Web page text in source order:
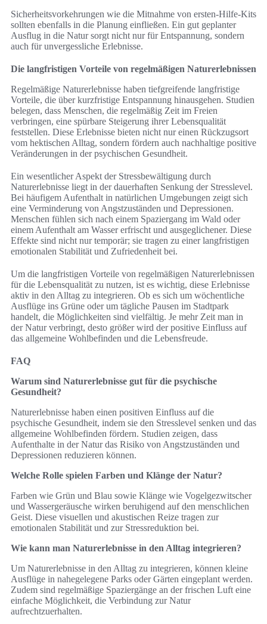
Sicherheitsvorkehrungen wie die Mitnahme von ersten-Hilfe-Kits
sollten ebenfalls in die Planung einfließen. Ein gut geplanter
Ausflug in die Natur sorgt nicht nur für Entspannung, sondern
auch für unvergessliche Erlebnisse.
Die langfristigen Vorteile von regelmäßigen Naturerlebnissen
Regelmäßige Naturerlebnisse haben tiefgreifende langfristige
Vorteile, die über kurzfristige Entspannung hinausgehen. Studien
belegen, dass Menschen, die regelmäßig Zeit im Freien
verbringen, eine spürbare Steigerung ihrer Lebensqualität
feststellen. Diese Erlebnisse bieten nicht nur einen Rückzugsort
vom hektischen Alltag, sondern fördern auch nachhaltige positive
Veränderungen in der psychischen Gesundheit.
Ein wesentlicher Aspekt der Stressbewältigung durch
Naturerlebnisse liegt in der dauerhaften Senkung der Stresslevel.
Bei häufigem Aufenthalt in natürlichen Umgebungen zeigt sich
eine Verminderung von Angstzuständen und Depressionen.
Menschen fühlen sich nach einem Spaziergang im Wald oder
einem Aufenthalt am Wasser erfrischt und ausgeglichener. Diese
Effekte sind nicht nur temporär; sie tragen zu einer langfristigen
emotionalen Stabilität und Zufriedenheit bei.
Um die langfristigen Vorteile von regelmäßigen Naturerlebnissen
für die Lebensqualität zu nutzen, ist es wichtig, diese Erlebnisse
aktiv in den Alltag zu integrieren. Ob es sich um wöchentliche
Ausflüge ins Grüne oder um tägliche Pausen im Stadtpark
handelt, die Möglichkeiten sind vielfältig. Je mehr Zeit man in
der Natur verbringt, desto größer wird der positive Einfluss auf
das allgemeine Wohlbefinden und die Lebensfreude.
FAQ
Warum sind Naturerlebnisse gut für die psychische
Gesundheit?
Naturerlebnisse haben einen positiven Einfluss auf die
psychische Gesundheit, indem sie den Stresslevel senken und das
allgemeine Wohlbefinden fördern. Studien zeigen, dass
Aufenthalte in der Natur das Risiko von Angstzuständen und
Depressionen reduzieren können.
Welche Rolle spielen Farben und Klänge der Natur?
Farben wie Grün und Blau sowie Klänge wie Vogelgezwitscher
und Wassergeräusche wirken beruhigend auf den menschlichen
Geist. Diese visuellen und akustischen Reize tragen zur
emotionalen Stabilität und zur Stressreduktion bei.
Wie kann man Naturerlebnisse in den Alltag integrieren?
Um Naturerlebnisse in den Alltag zu integrieren, können kleine
Ausflüge in nahegelegene Parks oder Gärten eingeplant werden.
Zudem sind regelmäßige Spaziergänge an der frischen Luft eine
einfache Möglichkeit, die Verbindung zur Natur
aufrechtzuerhalten.